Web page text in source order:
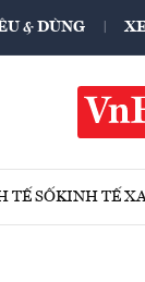
& DÙNG
TẾ SỐKINH TẾ